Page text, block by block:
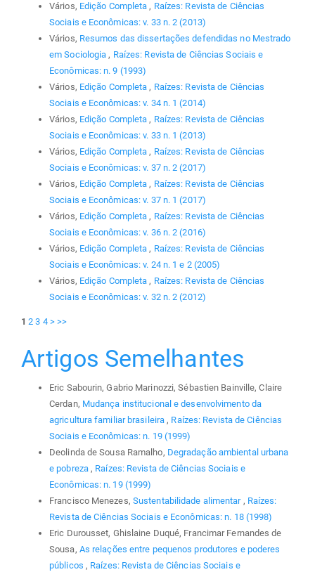
Vários, Edição Completa, Raízes: Revista de Ciências
Sociais e Econômicas: v. 33 n. 2 (2013)
Vários, Resumos das dissertações defendidas no Mestrado
em Sociologia, Raízes: Revista de Ciências Sociais e
Econômicas: n. 9 (1993)
Vários, Edição Completa, Raízes: Revista de Ciências
Sociais e Econômicas: v. 34 n. 1 (2014)
Vários, Edição Completa, Raízes: Revista de Ciências
Sociais e Econômicas: v. 33 n. 1 (2013)
Vários, Edição Completa, Raízes: Revista de Ciências
Sociais e Econômicas: v. 37 n. 2 (2017)
Vários, Edição Completa, Raízes: Revista de Ciências
Sociais e Econômicas: v. 37 n. 1 (2017)
Vários, Edição Completa, Raízes: Revista de Ciências
Sociais e Econômicas: v. 36 n. 2 (2016)
Vários, Edição Completa, Raízes: Revista de Ciências
Sociais e Econômicas: v. 24 n. 1 e 2 (2005)
Vários, Edição Completa, Raízes: Revista de Ciências
Sociais e Econômicas: v. 32 n. 2 (2012)
1 2 3 4 > >>
Artigos Semelhantes
Eric Sabourin, Gabrio Marinozzi, Sébastien Bainville, Claire
Cerdan, Mudança institucional e desenvolvimento da
agricultura familiar brasileira, Raízes: Revista de Ciências
Sociais e Econômicas: n. 19 (1999)
Deolinda de Sousa Ramalho, Degradação ambiental urbana
e pobreza , Raízes: Revista de Ciências Sociais e
Econômicas: n. 19 (1999)
Francisco Menezes, Sustentabilidade alimentar , Raízes:
Revista de Ciências Sociais e Econômicas: n. 18 (1998)
Eric Durousset, Ghislaine Duqué, Francimar Fernandes de
Sousa, As relações entre pequenos produtores e poderes
públicos , Raízes: Revista de Ciências Sociais e